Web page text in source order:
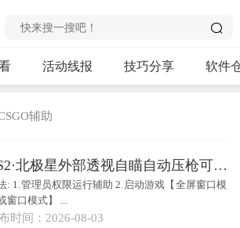
活动线报 技巧分享 软件
辅助
CS2·北极星外部透视自瞄自动压枪可直播 v2.7.3
游戏【全屏窗口模
式或窗口模式】 ...
时间：2026-08-03